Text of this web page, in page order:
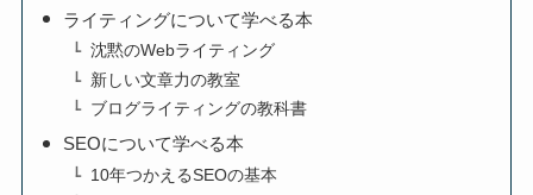
ライティングについて学べる本
沈黙のWebライティング
新しい文章力の教室
ブログライティングの教科書
SEOについて学べる本
10年つかえるSEOの基本